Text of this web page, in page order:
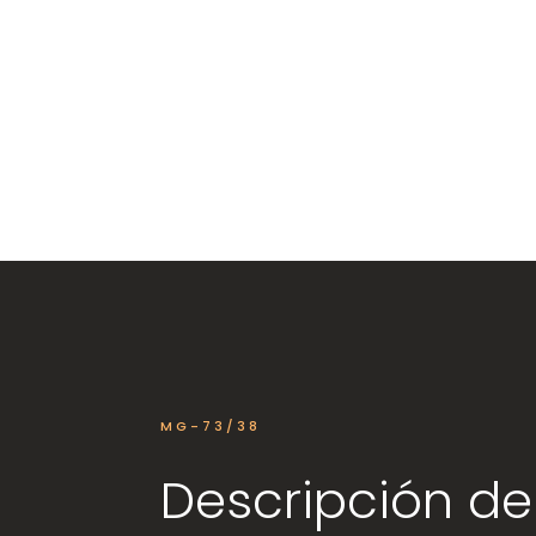
MG-73/38
Descripción